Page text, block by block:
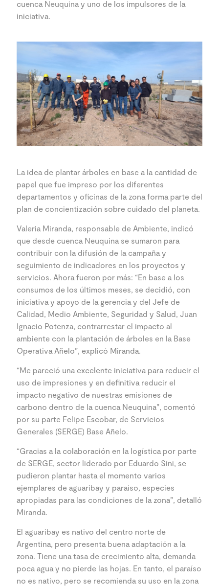
cuenca Neuquina y uno de los impulsores de la
iniciativa.
La idea de plantar árboles en base a la cantidad de
papel que fue impreso por los diferentes
departamentos y oficinas de la zona forma parte del
plan de concientización sobre cuidado del planeta.
Valeria Miranda, responsable de Ambiente, indicó
que desde cuenca Neuquina se sumaron para
contribuir con la difusión de la campaña y
seguimiento de indicadores en los proyectos y
servicios. Ahora fueron por más: “En base a los
consumos de los últimos meses, se decidió, con
iniciativa y apoyo de la gerencia y del Jefe de
Calidad, Medio Ambiente, Seguridad y Salud, Juan
Ignacio Potenza, contrarrestar el impacto al
ambiente con la plantación de árboles en la Base
Operativa Añelo”, explicó Miranda.
“Me pareció una excelente iniciativa para reducir el
uso de impresiones y en definitiva reducir el
impacto negativo de nuestras emisiones de
carbono dentro de la cuenca Neuquina”, comentó
por su parte Felipe Escobar, de Servicios
Generales (SERGE) Base Añelo.
“Gracias a la colaboración en la logística por parte
de SERGE, sector liderado por Eduardo Sini, se
pudieron plantar hasta el momento varios
ejemplares de aguaribay y paraíso, especies
apropiadas para las condiciones de la zona”, detalló
Miranda.
El aguaribay es nativo del centro norte de
Argentina, pero presenta buena adaptación a la
zona. Tiene una tasa de crecimiento alta, demanda
poca agua y no pierde las hojas. En tanto, el paraíso
no es nativo, pero se recomienda su uso en la zona